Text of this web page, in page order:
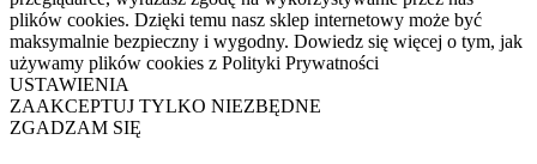
plików cookies. Dzięki temu nasz sklep internetowy może być
maksymalnie bezpieczny i wygodny. Dowiedz się więcej o tym, jak
używamy plików cookies z Polityki Prywatności
USTAWIENIA
ZAAKCEPTUJ TYLKO NIEZBĘDNE
ZGADZAM SIĘ